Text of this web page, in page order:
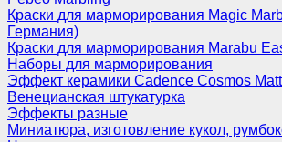
Краски для марморирования Magic
Германия)
Краски для марморирования Marabu
Наборы для марморирования
Эффект керамики Cadence Cosmos Matt
Венецианская штукатурка
Эффекты разные
Миниатюра, изготовление кукол,